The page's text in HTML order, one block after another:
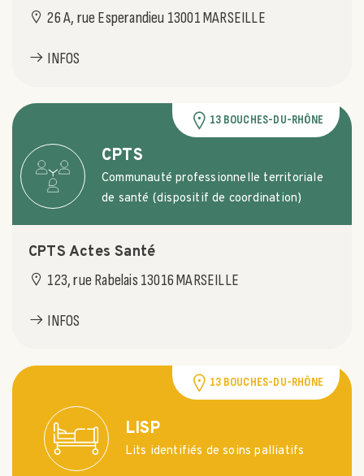
26 A, rue Esperandieu 13001 MARSEILLE
INFOS
CPTS
Communauté professionnelle territoriale
de santé (dispositif de coordination)
13 BOUCHES-DU-RHÔNE
CPTS Actes Santé
123, rue Rabelais 13016 MARSEILLE
INFOS
LISP
Lits identifiés de soins palliatifs
13 BOUCHES-DU-RHÔNE